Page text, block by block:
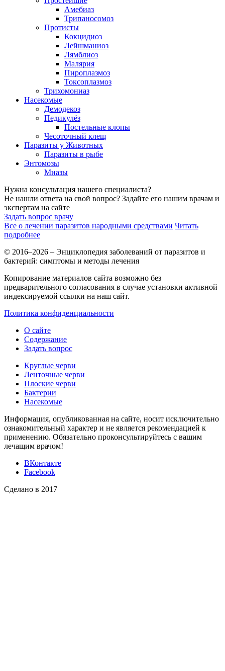
Амебиаз
Трипаносомоз
Протисты
Кокцидиоз
Лейшманиоз
Лямблиоз
Малярия
Пироплазмоз
Токсоплазмоз
Трихомониаз
Насекомые
Демодекоз
Педикулёз
Постельные клопы
Чесоточный клещ
Паразиты у Животных
Паразиты в рыбе
Энтомозы
Миазы
Нужна консультация нашего специалиста?
Не нашли ответа на свой вопрос? Задайте его нашим врачам и
экспертам на сайте
Задать вопрос врачу
Все о лечении паразитов народными средствами Читать
подробнее
© 2016–2026 – Энциклопедия заболеваний от паразитов и
бактерий: симптомы и методы лечения
Копирование материалов сайта возможно без
предварительного согласования в случае установки активной
индексируемой ссылки на наш сайт.
Политика конфиденциальности
О сайте
Содержание
Задать вопрос
Круглые черви
Ленточные черви
Плоские черви
Бактерии
Насекомые
Информация, опубликованная на сайте, носит исключительно
ознакомительный характер и не является рекомендацией к
применению. Обязательно проконсультируйтесь с вашим
лечащим врачом!
ВКонтакте
Facebook
Сделано в 2017